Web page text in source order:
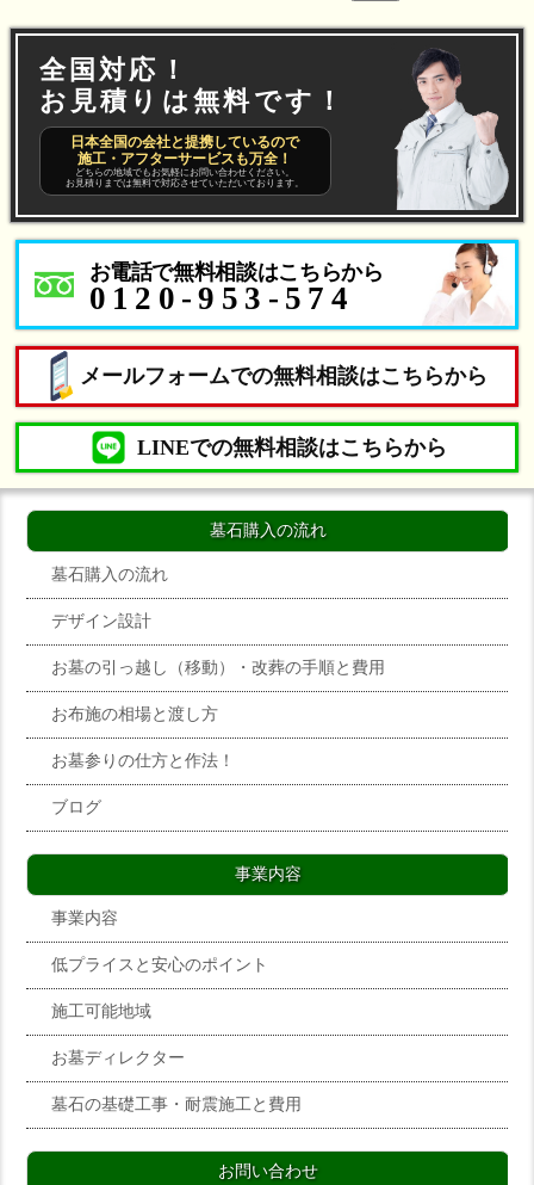
全国対応！
お見積りは無料です！
日本全国の会社と提携しているので
施工・アフターサービスも万全！
どちらの地域でもお気軽にお問い合わせください。
お見積りまでは無料で対応させていただいております。
お電話で無料相談はこちらから
0120-953-574
メールフォームでの無料相談はこちらから
LINEでの無料相談はこちらから
墓石購入の流れ
墓石購入の流れ
デザイン設計
お墓の引っ越し（移動）・改葬の手順と費用
お布施の相場と渡し方
お墓参りの仕方と作法！
ブログ
事業内容
事業内容
低プライスと安心のポイント
施工可能地域
お墓ディレクター
墓石の基礎工事・耐震施工と費用
お問い合わせ